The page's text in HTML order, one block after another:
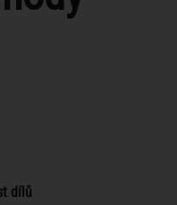
dílů